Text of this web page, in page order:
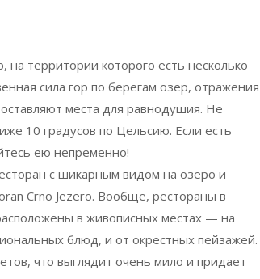
территории которого есть несколько
сила гор по берегам озер, отражения
места для равнодушия. Не
10 градусов по Цельсию. Если есть
ею непременно!
с шикарным видом на озеро и
Crno Jezero. Вообще, рестораны в
в живописных местах — на
блюд, и от окрестных пейзажей.
что выглядит очень мило и придает